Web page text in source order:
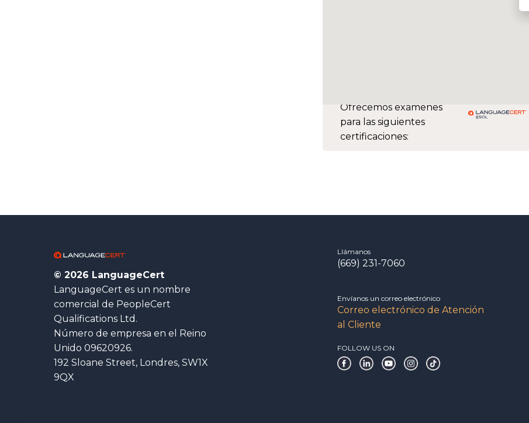
Ofrecemos exámenes
para las siguientes
certificaciones:
© 2026 LanguageCert
LanguageCert es un nombre
comercial de PeopleCert
Qualifications Ltd.
Número de empresa en el Reino
Unido 09620926.
192 Sloane Street, Londres, SW1X
9QX
Llámanos
(669) 231-7060
Envíanos un correo electrónico
Correo electrónico de Atención
al Cliente
FOLLOW US ON